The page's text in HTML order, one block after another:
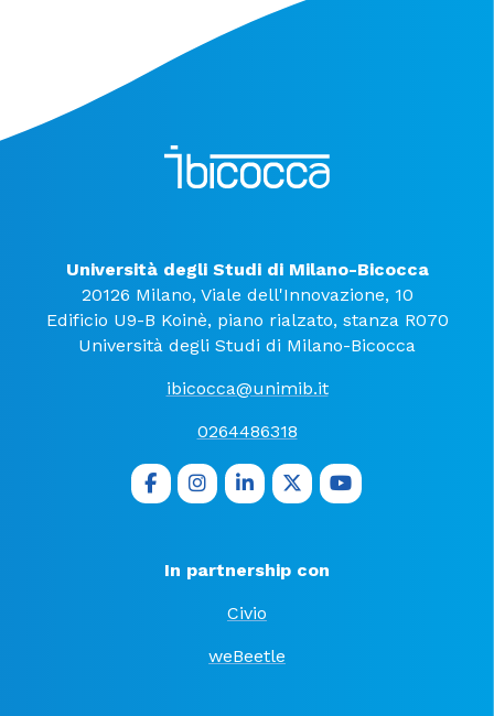
Università degli Studi di Milano-Bicocca
20126 Milano, Viale dell'Innovazione, 10
Edificio U9-B Koinè, piano rialzato, stanza R070
Università degli Studi di Milano-Bicocca
ibicocca@unimib.it
0264486318
In partnership con
Civio
weBeetle